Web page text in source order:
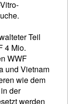
Teil
4 Mio.
WWF
und Vietnam
wie dem
der
werden